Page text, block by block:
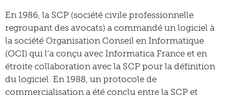
En 1986, la SCP (société civile professionnelle
regroupant des avocats) a commandé un logiciel à
la société Organisation Conseil en Informatique
(OCI) qui l’a conçu avec Informatica France et en
étroite collaboration avec la SCP pour la définition
du logiciel. En 1988, un protocole de
commercialisation a été conclu entre la SCP et